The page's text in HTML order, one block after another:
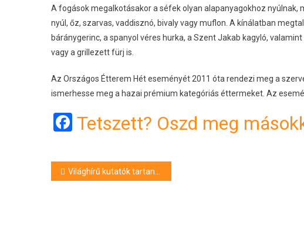
A fogások megalkotásakor a séfek olyan alapanyagokhoz nyúlnak,
nyúl, őz, szarvas, vaddisznó, bivaly vagy muflon. A kínálatban
báránygerinc, a spanyol véres hurka, a Szent Jakab kagyló,
vagy a grillezett fürj is.
Az Országos Étterem Hét eseményét 2011 óta rendezi meg a
ismerhesse meg a hazai prémium kategóriás éttermeket. Az
Facebook
Tetszett? Oszd meg
Bejegyzés
Világhírű kutatók tartanak tudományos értekezletet Budapesten